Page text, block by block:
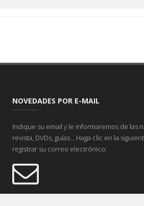
NOVEDADES POR E-MAIL
Indique su email y le informaremos de las
revista, DVDs, guías... Haga clic en la
registrar su correo electrónico: